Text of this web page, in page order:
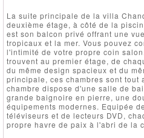
La suite principale de la villa
deuxième étage, à côté de la
est son balcon privé offrant une
tropicaux et la mer. Vous pouvez
l'intimité de votre propre coin
trouvent au premier étage, de
du même design spacieux et du
principale, ces chambres sont tout
chambre dispose d'une salle de
grande baignoire en pierre, une
équipements modernes. Equipée
téléviseurs et de lecteurs DVD,
propre havre de paix à l'abri de la